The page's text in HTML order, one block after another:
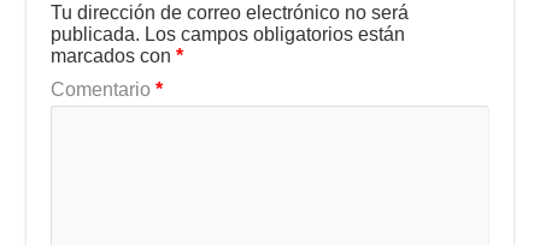
Tu dirección de correo electrónico no será
publicada. Los campos obligatorios están
marcados con*
Comentario*